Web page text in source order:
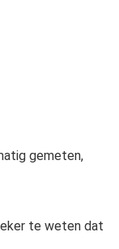
gemeten,
te weten dat